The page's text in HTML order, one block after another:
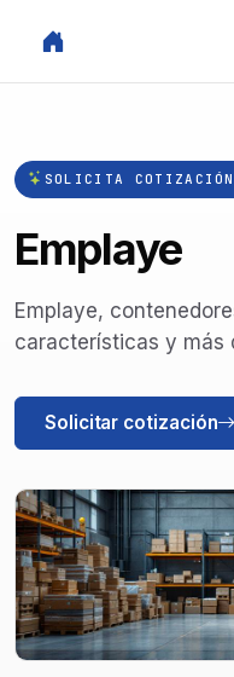
SOLICITA
Emplaye
Emplaye,
características y más
Solicitar cotización